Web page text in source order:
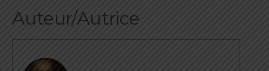
Auteur/Autrice